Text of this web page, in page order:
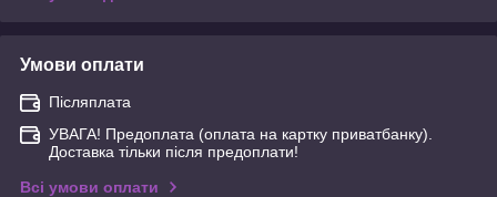
Умови оплати
Післяплата
УВАГА! Предоплата (оплата на картку приватбанку).
Доставка тільки після предоплати!
Всі умови оплати